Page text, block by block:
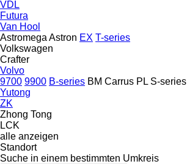
VDL
Futura
Van Hool
Astromega Astron EX T-series
Volkswagen
Crafter
Volvo
9700 9900 B-series BM Carrus PL S-series
Yutong
ZK
Zhong Tong
LCK
alle anzeigen
Standort
Suche in einem bestimmten Umkreis